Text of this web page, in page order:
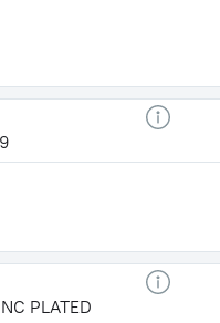
PLATED